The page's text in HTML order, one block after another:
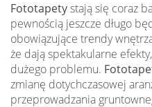
Fototapetystają się coraz
pewnością jeszcze długo
obowiązujące trendy
że dają spektakularne
dużego problemu.
zmianę dotychczasowej
przeprowadzania